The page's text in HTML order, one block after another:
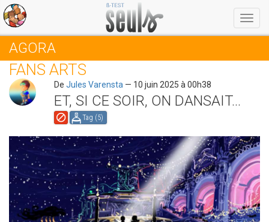
Menu
AGORA
FANS ARTS
De Jules Varensta — 10 juin 2025 à 00h38
ET, SI CE SOIR, ON DANSAIT...
Tag (5)